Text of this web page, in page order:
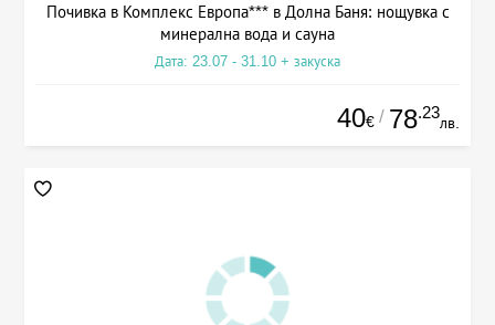
Почивка в Комплекс Европа*** в Долна Баня: нощувка с
минерална вода и сауна
Дата: 23.07 - 31.10 + закуска
40€ / 78.23
лв.